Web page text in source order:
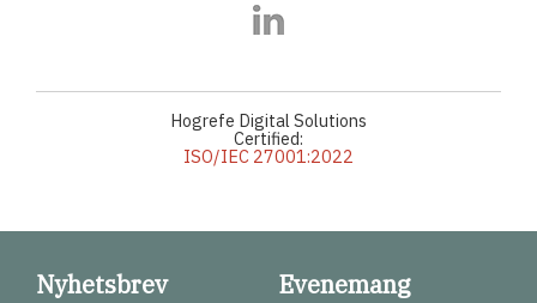
Hogrefe Digital Solutions
Certified:
ISO/IEC 27001:2022
Nyhetsbrev Evenemang